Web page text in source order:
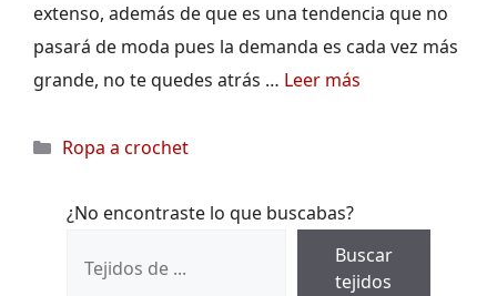
extenso, además de que es una tendencia que no
pasará de moda pues la demanda es cada vez más
grande, no te quedes atrás … Leer más
Categorías
Ropa a crochet
¿No encontraste lo que buscabas?
Buscar
tejidos